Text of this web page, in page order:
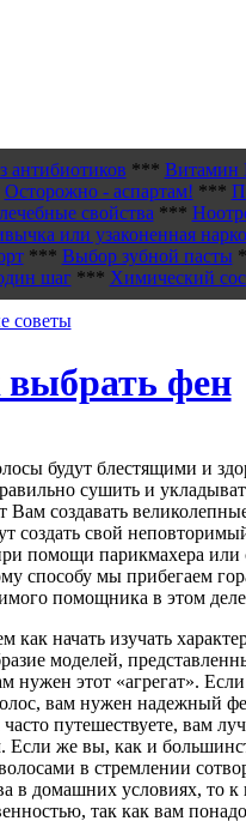
антибиотиков *** Витамин
Осторожно - аспартам! ***
свойства ***
или узаконенная
*** Выбор зубной пасты
шаг*** Химический
советы
фен
будут блестящими и
сушить и
Вам создавать
создать свой
помощи парикмахера или
способу мы прибегаем
помощника в этом
как начать изучать
моделей,
нужен этот «агрегат».
вам нужен надежный
путешествуете, вам
Если же вы, как и
в стремлении
в домашних условиях, то
так как вам